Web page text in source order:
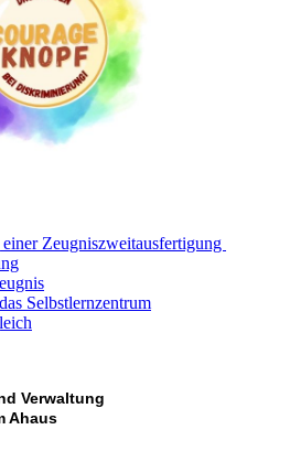
Zeugniszweitausfertigung
Selbstlernzentrum
Verwaltung
Ahaus